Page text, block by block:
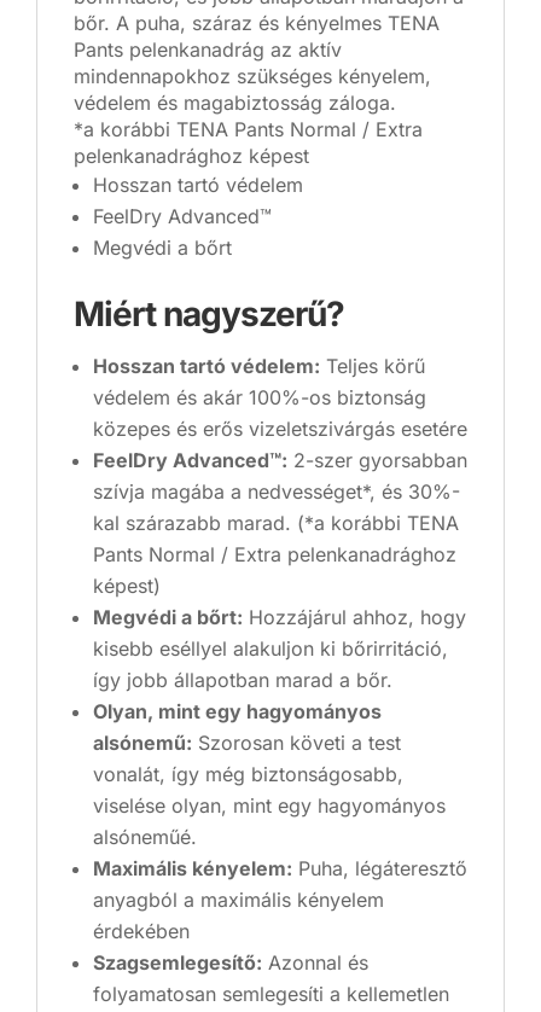
bőr. A puha, száraz és kényelmes TENA
Pants pelenkanadrág az aktív
mindennapokhoz szükséges kényelem,
védelem és magabiztosság záloga.
*a korábbi TENA Pants Normal / Extra
pelenkanadrághoz képest
Hosszan tartó védelem
FeelDry Advanced™
Megvédi a bőrt
Miért nagyszerű?
Hosszan tartó védelem: Teljes körű
védelem és akár 100%-os biztonság
közepes és erős vizeletszivárgás esetére
FeelDry Advanced™: 2-szer gyorsabban
szívja magába a nedvességet*, és 30%-
kal szárazabb marad. (*a korábbi TENA
Pants Normal / Extra pelenkanadrághoz
képest)
Megvédi a bőrt: Hozzájárul ahhoz, hogy
kisebb eséllyel alakuljon ki bőrirritáció,
így jobb állapotban marad a bőr.
Olyan, mint egy hagyományos
alsónemű: Szorosan követi a test
vonalát, így még biztonságosabb,
viselése olyan, mint egy hagyományos
alsóneműé.
Maximális kényelem: Puha, légáteresztő
anyagból a maximális kényelem
érdekében
Szagsemlegesítő: Azonnal és
folyamatosan semlegesíti a kellemetlen